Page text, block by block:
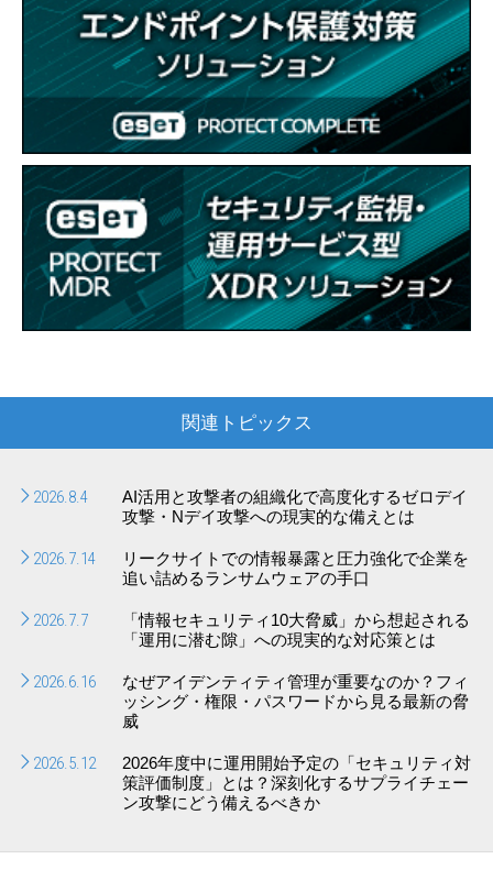
関連トピックス
2026.8.4
AI活用と攻撃者の組織化で高度化するゼロデイ
攻撃・Nデイ攻撃への現実的な備えとは
2026.7.14
リークサイトでの情報暴露と圧力強化で企業を
追い詰めるランサムウェアの手口
2026.7.7
「情報セキュリティ10大脅威」から想起される
「運用に潜む隙」への現実的な対応策とは
2026.6.16
なぜアイデンティティ管理が重要なのか？フィ
ッシング・権限・パスワードから見る最新の脅
威
2026.5.12
2026年度中に運用開始予定の「セキュリティ対
策評価制度」とは？深刻化するサプライチェー
ン攻撃にどう備えるべきか